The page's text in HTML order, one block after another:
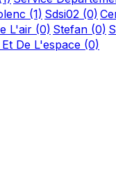
(1) Sdsi02 (0)
L'air (0) Stefan (0)
De L'espace (0)